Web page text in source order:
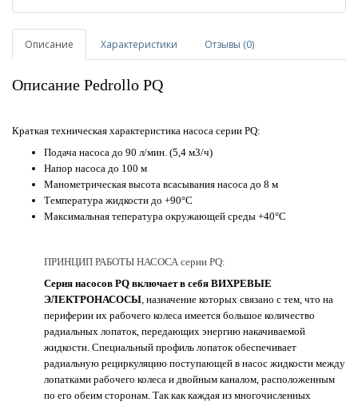
Описание Характеристики Отзывы (0)
Описание Pedrollo PQ
Краткая техническая характеристика насоса серии PQ:
Подача насоса до 90 л/мин. (5,4 м3/ч)
Напор насоса до 100 м
Манометрическая высота всасывания насоса до 8 м
Температура жидкости до +90°С
Максимальная тепература окружающей среды +40°C
ПРИНЦИП РАБОТЫ НАСОСА серии PQ:
Серия насосов PQ включает в себя ВИХРЕВЫЕ
ЭЛЕКТРОНАСОСЫ , назначение которых связано с тем, что на
периферии их рабочего колеса имеется большое количество
радиальных лопаток, передающих энергию накачиваемой
жидкости. Специальный профиль лопаток обеспечивает
радиальную рециркуляцию поступающей в насос жидкости между
лопатками рабочего колеса и двойным каналом, расположенным
по его обеим сторонам. Так как каждая из многочисленных